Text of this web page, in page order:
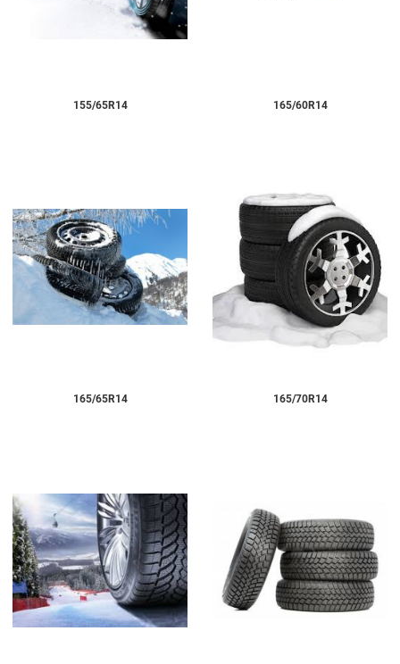
155/65R14 165/60R14
165/65R14 165/70R14